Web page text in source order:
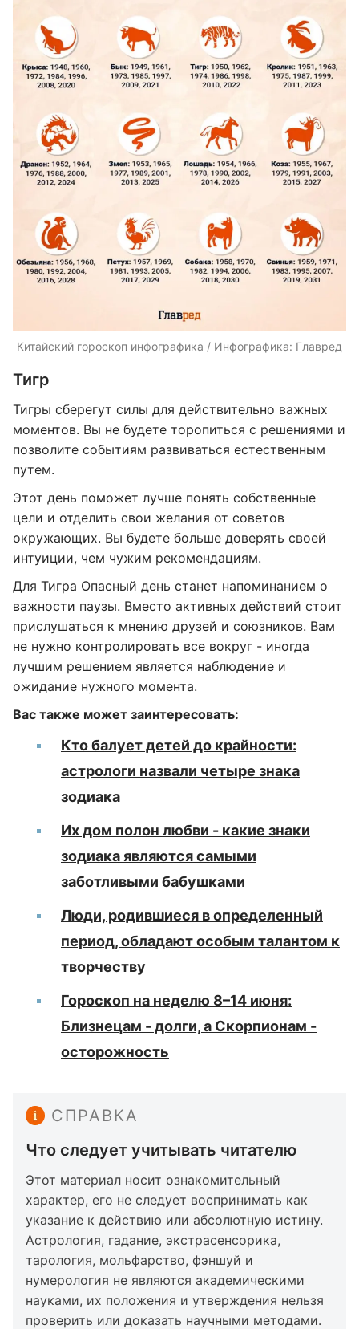
Китайский гороскоп инфографика / Инфографика: Главред
Тигр
Тигры сберегут силы для действительно важных
моментов. Вы не будете торопиться с решениями и
позволите событиям развиваться естественным
путем.
Этот день поможет лучше понять собственные
цели и отделить свои желания от советов
окружающих. Вы будете больше доверять своей
интуиции, чем чужим рекомендациям.
Для Тигра Опасный день станет напоминанием о
важности паузы. Вместо активных действий стоит
прислушаться к мнению друзей и союзников. Вам
не нужно контролировать все вокруг - иногда
лучшим решением является наблюдение и
ожидание нужного момента.
Вас также может заинтересовать:
Кто балует детей до крайности:
астрологи назвали четыре знака
зодиака
Их дом полон любви - какие знаки
зодиака являются самыми
заботливыми бабушками
Люди, родившиеся в определенный
период, обладают особым талантом к
творчеству
Гороскоп на неделю 8–14 июня:
Близнецам - долги, а Скорпионам -
осторожность
СПРАВКА
Что следует учитывать читателю
Этот материал носит ознакомительный
характер, его не следует воспринимать как
указание к действию или абсолютную истину.
Астрология, гадание, экстрасенсорика,
тарология, мольфарство, фэншуй и
нумерология не являются академическими
науками, их положения и утверждения нельзя
проверить или доказать научными методами.